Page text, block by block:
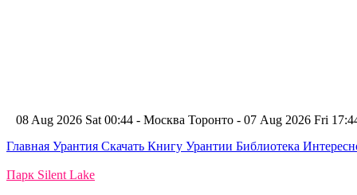
08 Aug 2026 Sat 00:44 - Москва Торонто - 07 Aug 2026 Fri
Главная Урантия Скачать Книгу Урантии Библиотека
Парк Silent Lake